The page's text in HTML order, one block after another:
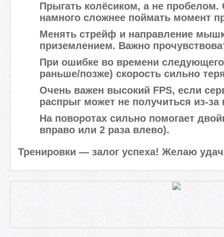
Прыгать колёсиком, а не пробелом.
намного сложнее поймать момент
Менять стрейф и направление
приземлением. Важно
При ошибке во времени
раньше/позже) скорость сильно
Очень важен высокий FPS, если
распрыг может не получиться из-за
На поворотах сильно помогает
вправо или 2 раза влево).
Тренировки — залог успеха! Желаю